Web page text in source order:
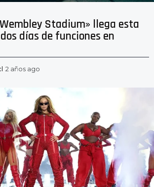
Stadium» llega esta
días de funciones en
2 años ago
o
s
a
g
o